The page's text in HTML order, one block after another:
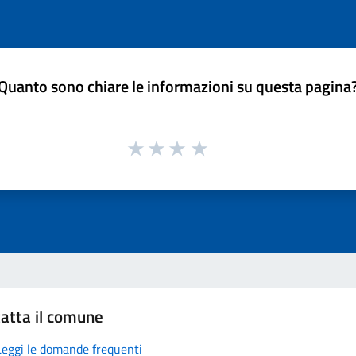
sono chiare le informazioni su questa
il comune
le domande frequenti